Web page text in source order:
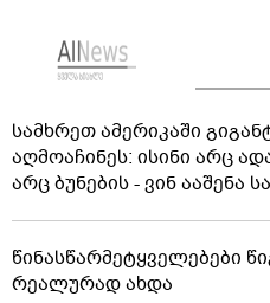
სამხრეთ ამერიკაში
აღმოაჩინეს: ისინი არც
არც ბუნების - ვინ
წინასწარმეტყველებები
რეალურად ახდა